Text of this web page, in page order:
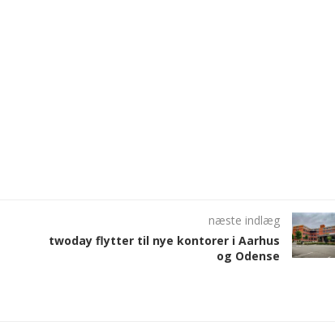
næste indlæg
twoday flytter til nye kontorer i Aarhus
og Odense